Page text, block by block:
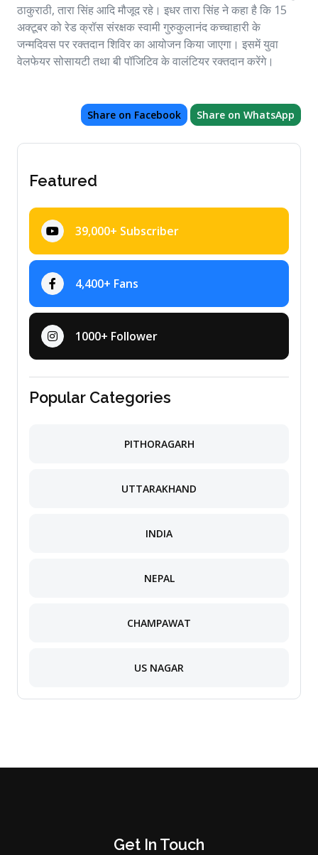
ठाकुराठी, तारा सिंह आदि मौजूद रहे। इधर तारा सिंह ने कहा है कि 15
अक्टूबर को रेड क्रॉस संरक्षक स्वामी गुरुकुलानंद कच्चाहारी के
जन्मदिवस पर रक्तदान शिविर का आयोजन किया जाएगा। इसमें युवा
वेलफेयर सोसायटी तथा बी पॉजिटिव के वालंटियर रक्तदान करेंगे।
Share on Facebook Share on WhatsApp
Featured
39,000+ Subscriber
4,400+ Fans
1000+ Follower
Popular Categories
PITHORAGARH
UTTARAKHAND
INDIA
NEPAL
CHAMPAWAT
US NAGAR
Get In Touch